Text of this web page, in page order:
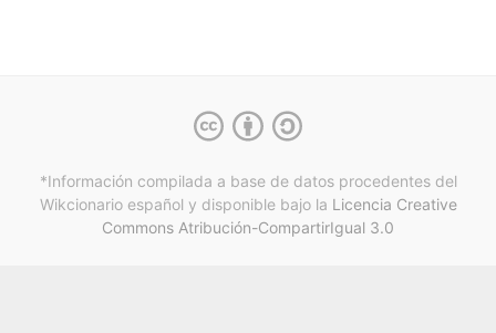
*Información compilada a base de datos procedentes del
Wikcionario español y disponible bajo la Licencia Creative
Commons Atribución-CompartirIgual 3.0